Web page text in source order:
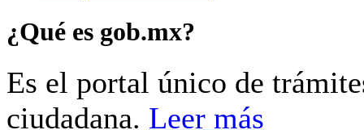
¿Qué es gob.mx?
Es el portal único de
ciudadana. Leer más